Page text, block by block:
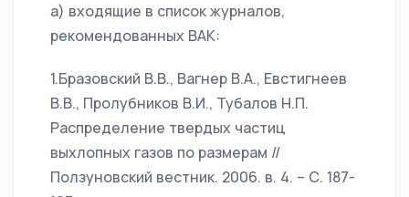
а) входящие в список журналов,
рекомендованных ВАК:
1.Бразовский В.В., Вагнер В.А., Евстигнеев
В.В., Пролубников В.И., Тубалов Н.П.
Распределение твердых частиц
выхлопных газов по размерам //
Ползуновский вестник. 2006. в. 4. – С. 187-